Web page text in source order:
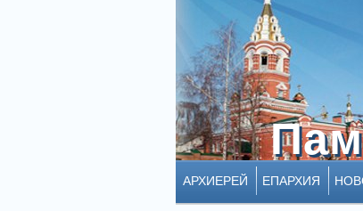
АРХИЕРЕЙ ЕПАРХИЯ